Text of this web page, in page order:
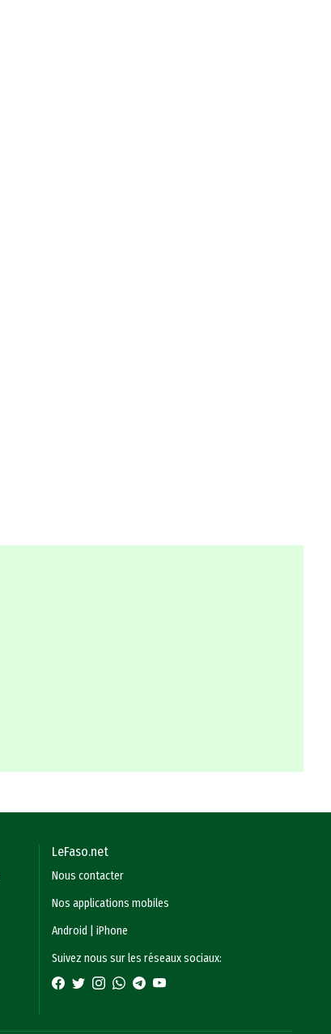
LeFaso.net
Nous contacter
Nos applications mobiles
Android
|iPhone
Suivez nous sur les réseaux sociaux: